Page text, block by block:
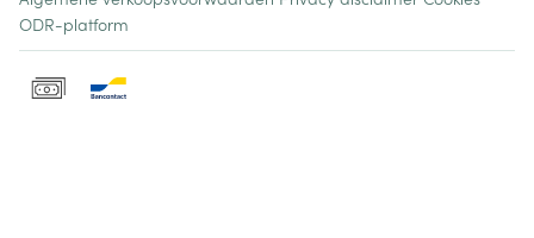
ODR-platform